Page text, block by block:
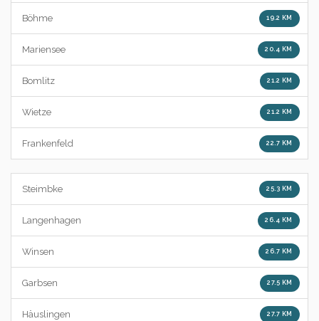
Böhme 19.2 KM
Mariensee 20.4 KM
Bomlitz 21.2 KM
Wietze 21.2 KM
Frankenfeld 22.7 KM
Steimbke 25.3 KM
Langenhagen 26.4 KM
Winsen 26.7 KM
Garbsen 27.5 KM
Häuslingen 27.7 KM